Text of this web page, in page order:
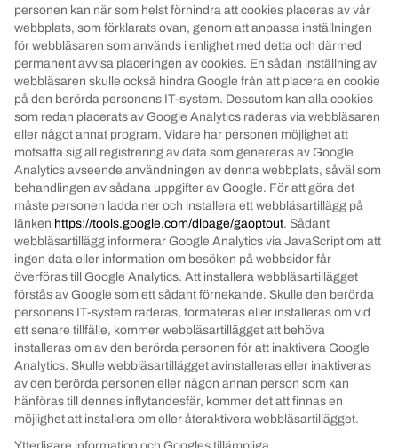
personen kan när som helst förhindra att cookies placeras av vår
webbplats, som förklarats ovan, genom att anpassa inställningen
för webbläsaren som används i enlighet med detta och därmed
permanent avvisa placeringen av cookies. En sådan inställning av
webbläsaren skulle också hindra Google från att placera en cookie
på den berörda personens IT-system. Dessutom kan alla cookies
som redan placerats av Google Analytics raderas via webbläsaren
eller något annat program. Vidare har personen möjlighet att
motsätta sig all registrering av data som genereras av Google
Analytics avseende användningen av denna webbplats, såväl som
behandlingen av sådana uppgifter av Google. För att göra det
måste personen ladda ner och installera ett webbläsartillägg på
länken https://tools.google.com/dlpage/gaoptout. Sådant
webbläsartillägg informerar Google Analytics via JavaScript om att
ingen data eller information om besöken på webbsidor får
överföras till Google Analytics. Att installera webbläsartillägget
förstås av Google som ett sådant förnekande. Skulle den berörda
personens IT-system raderas, formateras eller installeras om vid
ett senare tillfälle, kommer webbläsartillägget att behöva
installeras om av den berörda personen för att inaktivera Google
Analytics. Skulle webbläsartillägget avinstalleras eller inaktiveras
av den berörda personen eller någon annan person som kan
hänföras till dennes inflytandesfär, kommer det att finnas en
möjlighet att installera om eller återaktivera webbläsartillägget.